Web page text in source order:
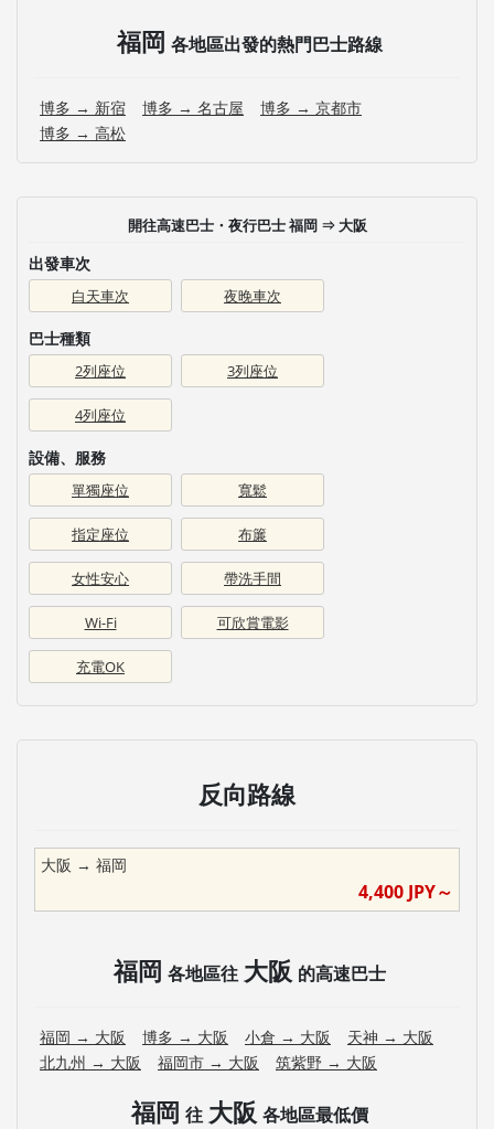
福岡 各地區出發的熱門巴士路線
博多 → 新宿 博多 → 名古屋
博多 → 京都市
博多 → 高松
開往高速巴士・夜行巴士 福岡 ⇒ 大阪
出發車次
白天車次 夜晚車次
巴士種類
2列座位 3列座位
4列座位
設備、服務
單獨座位 寬鬆
指定座位 布簾
女性安心 帶洗手間
Wi-Fi 可欣賞電影
充電OK
反向路線
大阪 → 福岡
4,400 JPY～
福岡 各地區往 大阪 的高速巴士
福岡 → 大阪 博多 → 大阪 小倉 → 大阪 天神 → 大阪
北九州 → 大阪 福岡市 → 大阪 筑紫野 → 大阪
福岡 往 大阪 各地區最低價